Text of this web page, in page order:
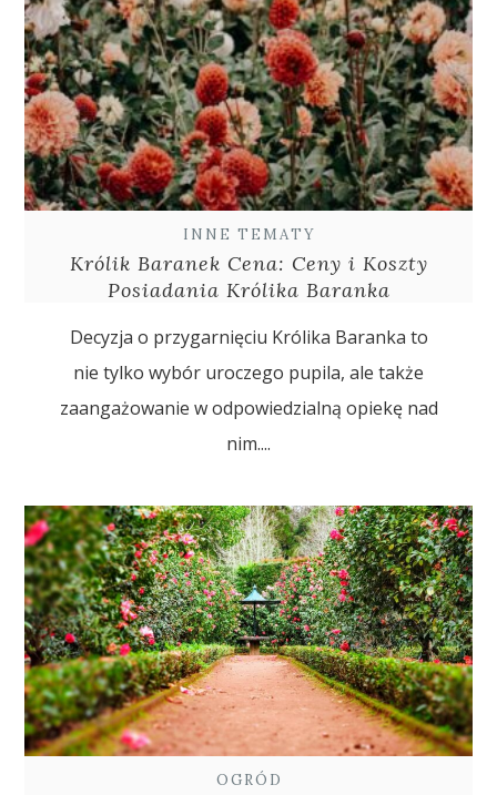
INNE TEMATY
Królik Baranek Cena: Ceny i Koszty
Posiadania Królika Baranka
Decyzja o przygarnięciu Królika Baranka to
nie tylko wybór uroczego pupila, ale także
zaangażowanie w odpowiedzialną opiekę nad
nim....
OGRÓD